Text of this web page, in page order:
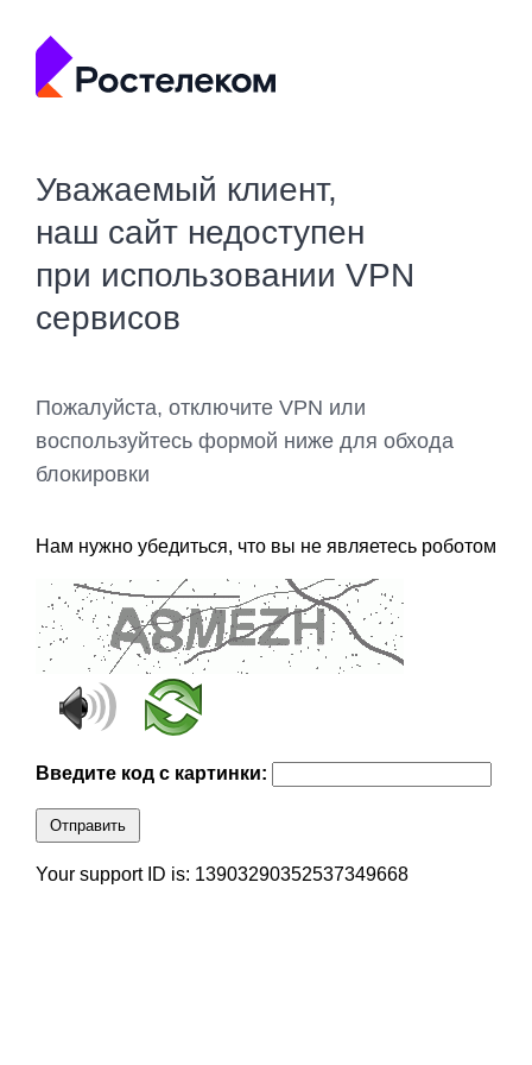
Уважаемый клиент,
наш сайт недоступен
при использовании VPN
сервисов
Пожалуйста, отключите VPN или
воспользуйтесь формой ниже для обхода
блокировки
Нам нужно убедиться, что вы не являетесь роботом
Введите код с картинки:
Отправить
Your support ID is: 13903290352537349668